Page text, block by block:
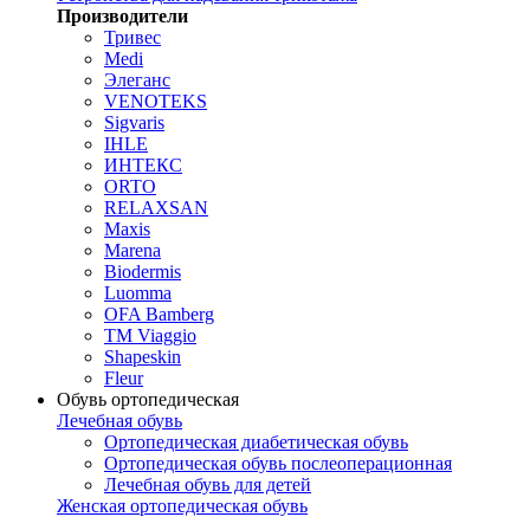
Производители
Тривес
Medi
Элеганс
VENOTEKS
Sigvaris
IHLE
ИНТЕКС
ORTO
RELAXSAN
Maxis
Marena
Biodermis
Luomma
OFA Bamberg
TM Viaggio
Shapeskin
Fleur
Обувь ортопедическая
Лечебная обувь
Ортопедическая диабетическая обувь
Ортопедическая обувь послеоперационная
Лечебная обувь для детей
Женская ортопедическая обувь